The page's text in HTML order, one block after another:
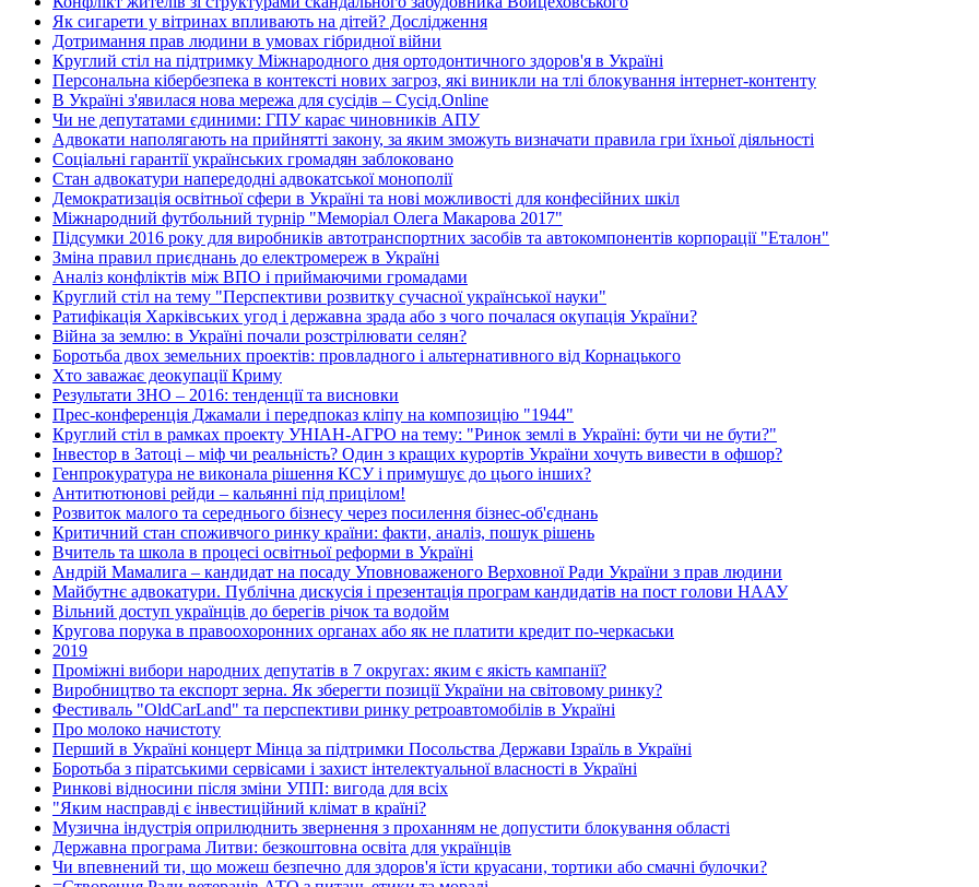
Як сигарети у вітринах впливають на дітей? Дослідження
Дотримання прав людини в умовах гібридної війни
Круглий стіл на підтримку Міжнародного дня ортодонтичного здоров'я в Україні
Персональна кібербезпека в контексті нових загроз, які виникли на тлі блокування інтернет-контенту
В Україні з'явилася нова мережа для сусідів – Сусід.Online
Чи не депутатами єдиними: ГПУ карає чиновників АПУ
Адвокати наполягають на прийнятті закону, за яким зможуть визначати правила гри їхньої діяльності
Соціальні гарантії українських громадян заблоковано
Стан адвокатури напередодні адвокатської монополії
Демократизація освітньої сфери в Україні та нові можливості для конфесійних шкіл
Міжнародний футбольний турнір "Меморіал Олега Макарова 2017"
Підсумки 2016 року для виробників автотранспортних засобів та автокомпонентів корпорації "Еталон"
Зміна правил приєднань до електромереж в Україні
Аналіз конфліктів між ВПО і приймаючими громадами
Круглий стіл на тему "Перспективи розвитку сучасної української науки"
Ратифікація Харківських угод і державна зрада або з чого почалася окупація України?
Війна за землю: в Україні почали розстрілювати селян?
Боротьба двох земельних проектів: провладного і альтернативного від Корнацького
Хто заважає деокупації Криму
Результати ЗНО – 2016: тенденції та висновки
Прес-конференція Джамали і передпоказ кліпу на композицію "1944"
Круглий стіл в рамках проекту УНІАН-АГРО на тему: "Ринок землі в Україні: бути чи не бути?"
Інвестор в Затоці – міф чи реальність? Один з кращих курортів України хочуть вивести в офшор?
Генпрокуратура не виконала рішення КСУ і примушує до цього інших?
Антитютюнові рейди – кальянні під прицілом!
Розвиток малого та середнього бізнесу через посилення бізнес-об'єднань
Критичний стан споживчого ринку країни: факти, аналіз, пошук рішень
Вчитель та школа в процесі освітньої реформи в Україні
Андрій Мамалига – кандидат на посаду Уповноваженого Верховної Ради України з прав людини
Майбутнє адвокатури. Публічна дискусія і презентація програм кандидатів на пост голови НААУ
Вільний доступ українців до берегів річок та водойм
Кругова порука в правоохоронних органах або як не платити кредит по-черкаськи
2019
Проміжні вибори народних депутатів в 7 округах: яким є якість кампанії?
Виробництво та експорт зерна. Як зберегти позиції України на світовому ринку?
Фестиваль "OldCarLand" та перспективи ринку ретроавтомобілів в Україні
Про молоко начистоту
Перший в Україні концерт Мінца за підтримки Посольства Держави Ізраїль в Україні
Боротьба з піратськими сервісами і захист інтелектуальної власності в Україні
Ринкові відносини після зміни УПП: вигода для всіх
"Яким насправді є інвестиційний клімат в країні?
Музична індустрія оприлюднить звернення з проханням не допустити блокування області
Державна програма Литви: безкоштовна освіта для українців
Чи впевнений ти, що можеш безпечно для здоров'я їсти круасани, тортики або смачні булочки?